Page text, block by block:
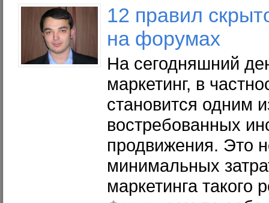
12 правил
на форумах
На сегодняшний
маркетинг, в
становится одним
востребованных
продвижения. Это
минимальных
маркетинга такого